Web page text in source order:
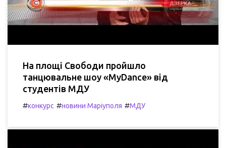
На площі Свободи пройшло
танцювальне шоу «MyDance» від
студентів МДУ
#конкурс #новини Маріуполя #МДУ